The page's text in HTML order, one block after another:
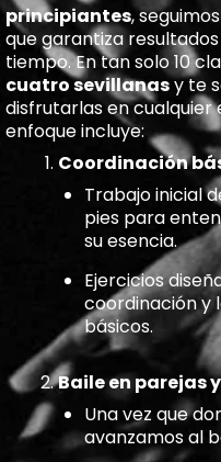
principiantes,
que garantiza
tiempo. En tan solo 10
cuatro sevillanasy te
disfrutarlas en cualquier
enfoque incluye:
Coordinación
Trabajo inicial
pies para
su esencia.
Ejercicios
coordinación y
básicos.
Baile en parejas
Una vez que
avanzamos al